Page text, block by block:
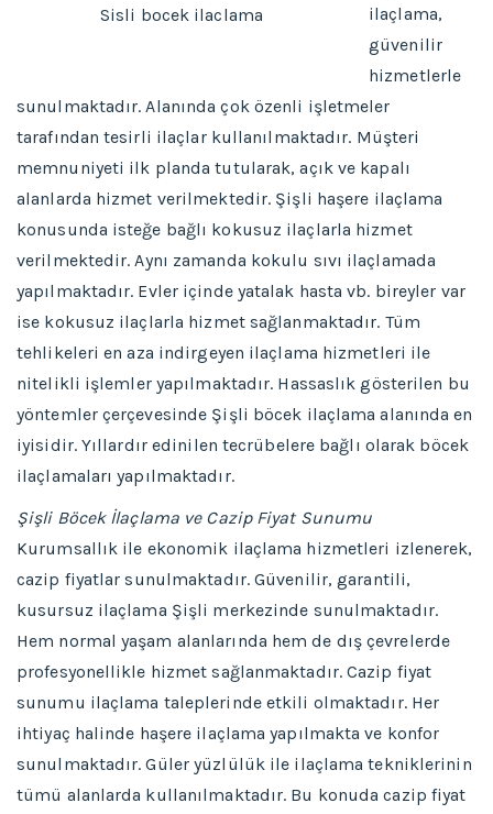
Sisli bocek ilaclama
ilaçlama,
güvenilir
hizmetlerle
sunulmaktadır. Alanında çok özenli işletmeler
tarafından tesirli ilaçlar kullanılmaktadır. Müşteri
memnuniyeti ilk planda tutularak, açık ve kapalı
alanlarda hizmet verilmektedir. Şişli haşere ilaçlama
konusunda isteğe bağlı kokusuz ilaçlarla hizmet
verilmektedir. Aynı zamanda kokulu sıvı ilaçlamada
yapılmaktadır. Evler içinde yatalak hasta vb. bireyler var
ise kokusuz ilaçlarla hizmet sağlanmaktadır. Tüm
tehlikeleri en aza indirgeyen ilaçlama hizmetleri ile
nitelikli işlemler yapılmaktadır. Hassaslık gösterilen bu
yöntemler çerçevesinde Şişli böcek ilaçlama alanında en
iyisidir. Yıllardır edinilen tecrübelere bağlı olarak böcek
ilaçlamaları yapılmaktadır.
Şişli Böcek İlaçlama ve Cazip Fiyat Sunumu
Kurumsallık ile ekonomik ilaçlama hizmetleri izlenerek,
cazip fiyatlar sunulmaktadır. Güvenilir, garantili,
kusursuz ilaçlama Şişli merkezinde sunulmaktadır.
Hem normal yaşam alanlarında hem de dış çevrelerde
profesyonellikle hizmet sağlanmaktadır. Cazip fiyat
sunumu ilaçlama taleplerinde etkili olmaktadır. Her
ihtiyaç halinde haşere ilaçlama yapılmakta ve konfor
sunulmaktadır. Güler yüzlülük ile ilaçlama tekniklerinin
tümü alanlarda kullanılmaktadır. Bu konuda cazip fiyat